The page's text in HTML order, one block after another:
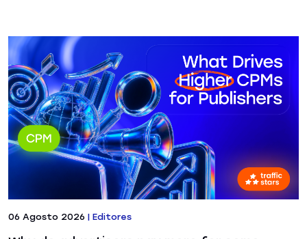
06 Agosto 2026 | Editores